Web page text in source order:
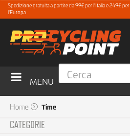
Spedizione gratuita a partire da 99€ per l'Italia e 249€ per
l'Europa
MENU
Home Time
CATEGORIE